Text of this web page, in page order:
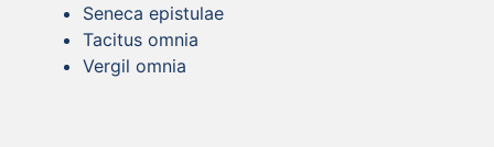
Seneca epistulae
Tacitus omnia
Vergil omnia